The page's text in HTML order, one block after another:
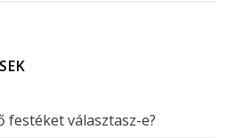
festéket választasz-e?